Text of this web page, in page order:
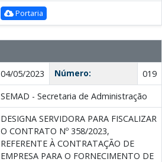
Portaria
04/05/2023 Número:
019
SEMAD - Secretaria de Administração
DESIGNA SERVIDORA PARA FISCALIZAR
O CONTRATO Nº 358/2023,
REFERENTE À CONTRATAÇÃO DE
EMPRESA PARA O FORNECIMENTO DE